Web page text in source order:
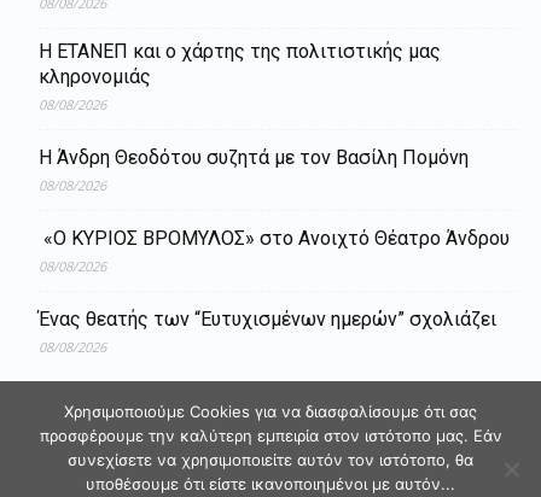
Η ΕΤΑΝΕΠ και ο χάρτης της πολιτιστικής μας
κληρονομιάς
08/08/2026
Η Άνδρη Θεοδότου συζητά με τον Βασίλη Πομόνη
08/08/2026
«Ο ΚΥΡΙΟΣ ΒΡΟΜΥΛΟΣ» στο Ανοιχτό Θέατρο Άνδρου
08/08/2026
Ένας θεατής των “Ευτυχισμένων ημερών” σχολιάζει
08/08/2026
Χρησιμοποιούμε Cookies για να διασφαλίσουμε ότι σας
προσφέρουμε την καλύτερη εμπειρία στον ιστότοπο μας. Εάν
συνεχίσετε να χρησιμοποιείτε αυτόν τον ιστότοπο, θα
υποθέσουμε ότι είστε ικανοποιημένοι με αυτόν...